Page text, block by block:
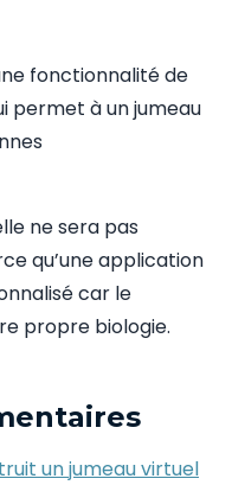
fonctionnalité de
permet à un jumeau
ne sera pas
qu’une application
car le
propre biologie.
un jumeau virtuel